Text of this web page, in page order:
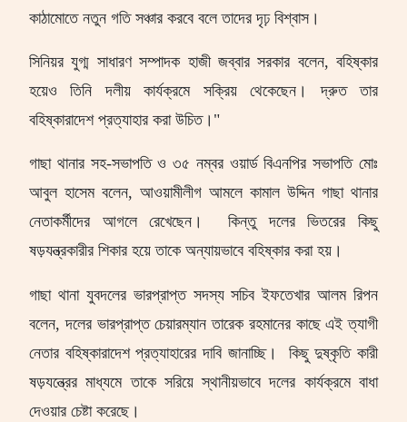
কাঠামোতে নতুন গতি সঞ্চার করবে বলে তাদের দৃঢ় বিশ্বাস।
সিনিয়র যুগ্ম সাধারণ সম্পাদক হাজী জব্বার সরকার বলেন, বহিষ্কার
হয়েও তিনি দলীয় কার্যক্রমে সক্রিয় থেকেছেন। দ্রুত তার
বহিষ্কারাদেশ প্রত্যাহার করা উচিত।"
গাছা থানার সহ-সভাপতি ও ৩৫ নম্বর ওয়ার্ড বিএনপির সভাপতি মোঃ
আবুল হাসেম বলেন, আওয়ামীলীগ আমলে কামাল উদ্দিন গাছা থানার
নেতাকর্মীদের আগলে রেখেছেন।
কিন্তু দলের ভিতরের কিছু
ষড়যন্ত্রকারীর শিকার হয়ে তাকে অন্যায়ভাবে বহিষ্কার করা হয়।
গাছা থানা যুবদলের ভারপ্রাপ্ত সদস্য সচিব ইফতেখার আলম রিপন
বলেন,দলের ভারপ্রাপ্ত চেয়ারম্যান তারেক রহমানের কাছে এই ত্যাগী
নেতার বহিষ্কারাদেশ প্রত্যাহারের দাবি জানাচ্ছি।
কিছু দুষ্কৃতি কারী
ষড়যন্ত্রের মাধ্যমে তাকে সরিয়ে স্থানীয়ভাবে দলের কার্যক্রমে বাধা
দেওয়ার চেষ্টা করেছে।